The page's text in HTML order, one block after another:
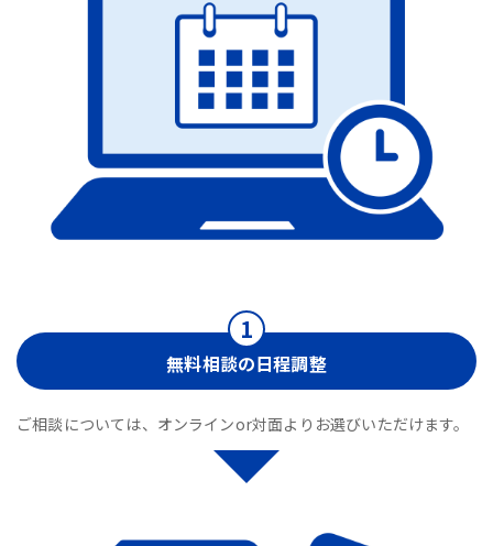
無料相談の日程調整
ご相談については、オンラインor対面よりお選びいただけます。